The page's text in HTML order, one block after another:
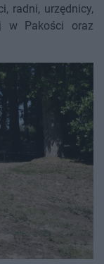
radni, urzędnicy,
w Pakości oraz